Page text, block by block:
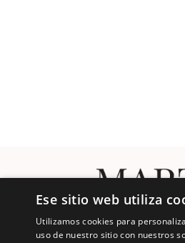
Ese sitio web utiliza
Utilizamos cookies para
uso de nuestro sitio con nuestros